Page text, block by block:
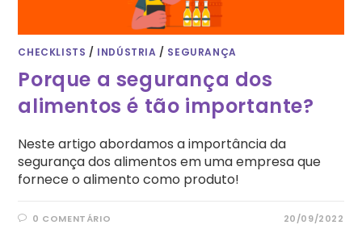
CHECKLISTS / INDÚSTRIA / SEGURANÇA
Porque a segurança dos
alimentos é tão importante?
Neste artigo abordamos a importância da
segurança dos alimentos em uma empresa que
fornece o alimento como produto!
0 COMENTÁRIO 20/09/2022